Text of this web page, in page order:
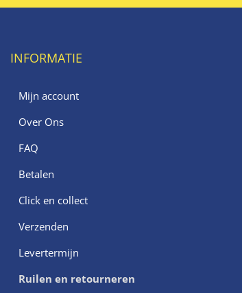
INFORMATIE
Mijn account
Over Ons
FAQ
Betalen
Click en collect
Verzenden
Levertermijn
Ruilen en retourneren